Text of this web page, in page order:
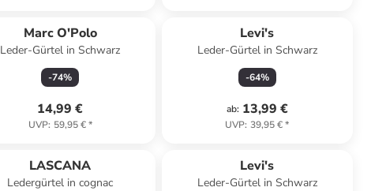
Marc O'Polo
Leder-Gürtel in Schwarz
-74%
14,99 €
UVP: 59,95 €*
Levi's
Leder-Gürtel in Schwarz
-64%
ab: 13,99 €
UVP: 39,95 €*
LASCANA
Ledergürtel in cognac
Levi's
Leder-Gürtel in Schwarz